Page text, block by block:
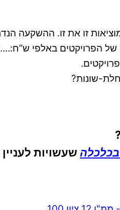
הנדרשת בפרויקט א – 60,000 ש”ח
באלפי ש”ח:….נתון
שונות?
שעשויות